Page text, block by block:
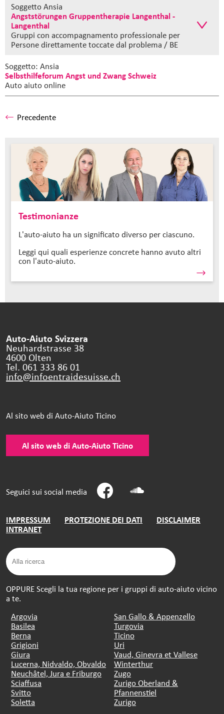
Soggetto Ansia
Angststörungen Gruppentherapie Langenthal -
Langenthal
Gruppi con accompagnamento professionale per
Persone direttamente toccate dal problema / BE
Soggetto: Ansia
Selbsthilfeforum Angst und Zwang Schweiz
Auto aiuto online
Precedente
Testimonianze
L'auto-aiuto ha un significato diverso per ciascuno.
Leggi qui quali esperienze concrete hanno avuto altri
con l'auto-aiuto.
Auto-Aiuto Svizzera
Neuhardstrasse 38
4600 Olten
Tel. 061 333 86 01
info@infoentraidesuisse.ch
Al sito web di Auto-Aiuto Ticino
Al sito web di Auto-Aiuto Ticino
Seguici sui social media
IMPRESSUM PROTEZIONE DEI DATI
DISCLAIMER
INTRANET
OPPURE Scegli la tua regione per i gruppi di auto-aiuto vicino
a te.
Argovia
Basilea
Berna
Grigioni
Giura
Lucerna, Nidvaldo, Obvaldo
Neuchâtel, Jura e Friburgo
Sciaffusa
Svitto
Soletta
San Gallo & Appenzello
Turgovia
Ticino
Uri
Vaud, Ginevra et Vallese
Winterthur
Zugo
Zurigo Oberland &
Pfannenstiel
Zurigo